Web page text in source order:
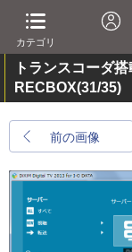
カテゴリ
トランスコーダ
RECBOX(31/35)
前の画像